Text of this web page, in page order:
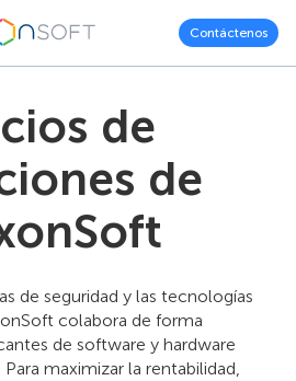
Contáctenos
de
de
de seguridad y las tecnologías
colabora de forma
de software y hardware
maximizar la rentabilidad,